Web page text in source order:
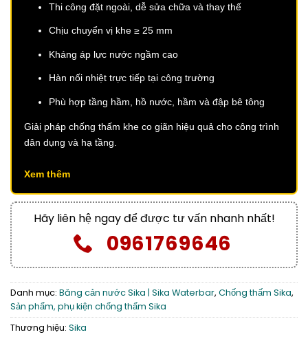
Thi công đặt ngoài, dễ sửa chữa và thay thế
Chịu chuyển vị khe ≥ 25 mm
Kháng áp lực nước ngầm cao
Hàn nối nhiệt trực tiếp tại công trường
Phù hợp tầng hầm, hồ nước, hầm và đập bê tông
Giải pháp chống thấm khe co giãn hiệu quả cho công trình
dân dụng và hạ tầng.
Xem thêm
Hãy liên hệ ngay để được tư vấn nhanh nhất!
0961769646
Danh mục: Băng cản nước Sika | Sika Waterbar, Chống thấm Sika,
Sản phẩm, phụ kiện chống thấm Sika
Thương hiệu: Sika